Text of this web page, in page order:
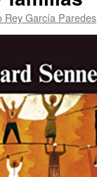
Rey García Paredes